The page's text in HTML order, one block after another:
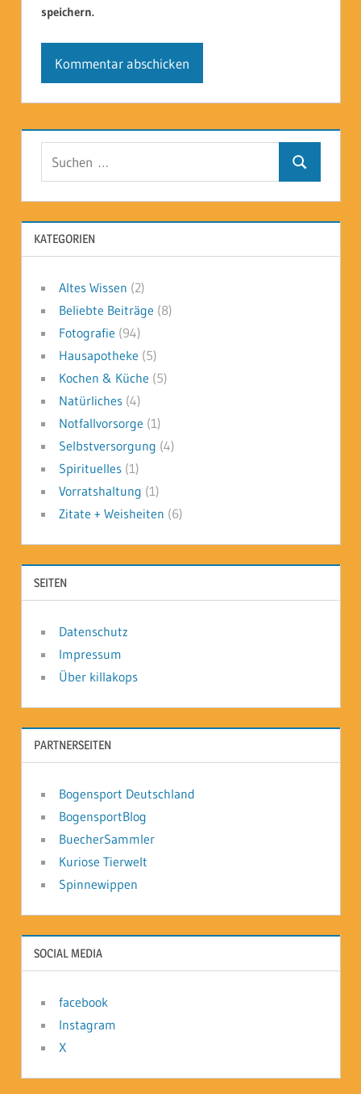
speichern.
Suchen
KATEGORIEN
Altes Wissen (2)
Beliebte Beiträge (8)
Fotografie (94)
Hausapotheke (5)
Kochen & Küche (5)
Natürliches(4)
Notfallvorsorge (1)
Selbstversorgung (4)
Spirituelles(1)
Vorratshaltung (1)
Zitate + Weisheiten (6)
SEITEN
Datenschutz
Impressum
Über killakops
PARTNERSEITEN
Bogensport Deutschland
BogensportBlog
BuecherSammler
Kuriose Tierwelt
Spinnewippen
SOCIAL MEDIA
facebook
Instagram
X